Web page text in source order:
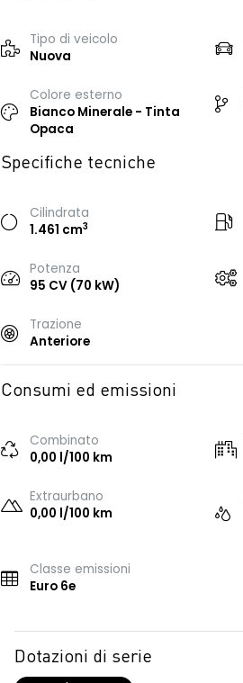
Tipo di veicolo
Nuova
Colore esterno
Bianco Minerale - Tinta
Opaca
Specifiche tecniche
Cilindrata
1.461 cm3
Potenza
95 CV (70 kW)
Trazione
Anteriore
Consumi ed emissioni
Combinato
0,00 l/100 km
Extraurbano
0,00 l/100 km
Classe emissioni
Euro 6e
Dotazioni di serie